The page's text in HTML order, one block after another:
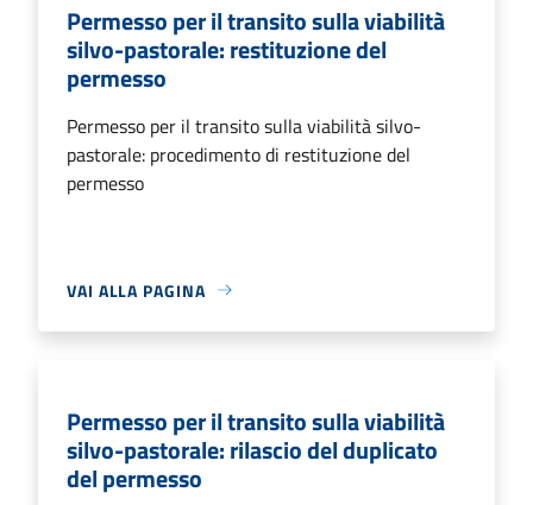
Permesso per il transito sulla viabilità
silvo-pastorale: restituzione del
permesso
Permesso per il transito sulla viabilità silvo-
pastorale: procedimento di restituzione del
permesso
VAI ALLA PAGINA
Permesso per il transito sulla viabilità
silvo-pastorale: rilascio del duplicato
del permesso